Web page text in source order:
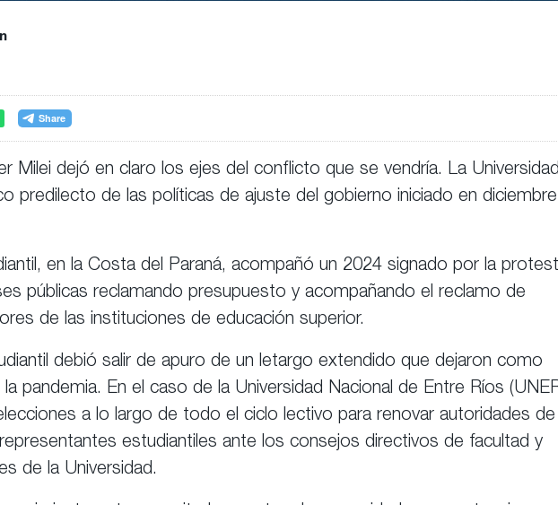
Milei dejó en claro los ejes del conflicto que se vendría. La Universidad
predilecto de las políticas de ajuste del gobierno iniciado en diciembre
en la Costa del Paraná, acompañó un 2024 signado por la
públicas reclamando presupuesto y acompañando el reclamo de
de las instituciones de educación superior.
debió salir de apuro de un letargo extendido que dejaron como
pandemia. En el caso de la Universidad Nacional de Entre Ríos
a lo largo de todo el ciclo lectivo para renovar autoridades de
estudiantiles ante los consejos directivos de facultad y
de la Universidad.